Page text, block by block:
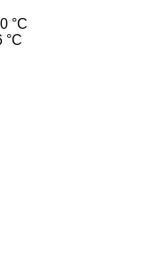
°С
°С